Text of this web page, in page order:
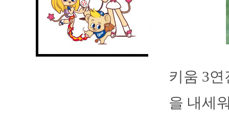
키움 3
을 내세